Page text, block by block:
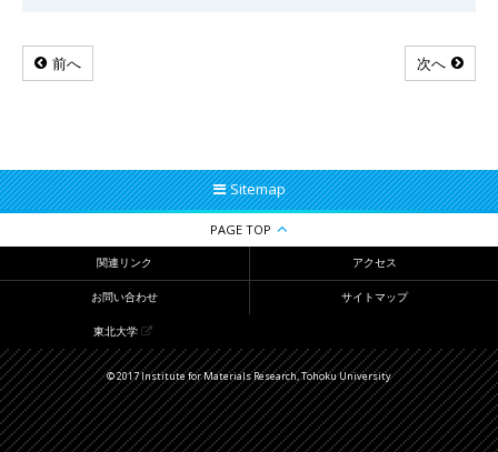
前へ 次へ
Sitemap
PAGE TOP
関連リンク アクセス
お問い合わせ サイトマップ
東北大学
© 2017 Institute for Materials Research, Tohoku University